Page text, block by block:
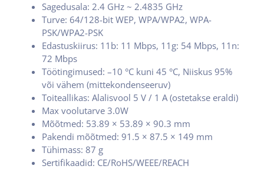
Sagedusala: 2.4 GHz ~ 2.4835 GHz
Turve: 64/128-bit WEP, WPA/WPA2, WPA-
PSK/WPA2-PSK
Edastuskiirus: 11b: 11 Mbps, 11g: 54 Mbps, 11n:
72 Mbps
Töötingimused: –10 °C kuni 45 °C, Niiskus 95%
või vähem (mittekondenseeruv)
Toiteallikas: Alalisvool 5 V / 1 A (ostetakse eraldi)
Max voolutarve 3.0W
Mõõtmed: 53.89 × 53.89 × 90.3 mm
Pakendi mõõtmed: 91.5 × 87.5 × 149 mm
Tühimass: 87 g
Sertifikaadid: CE/RoHS/WEEE/REACH